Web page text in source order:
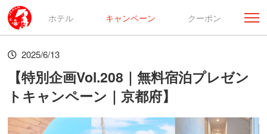
ホテル キャンペーン クーポン
2025/6/13
【特別企画Vol.208｜無料宿泊プレゼン
トキャンペーン｜京都府】